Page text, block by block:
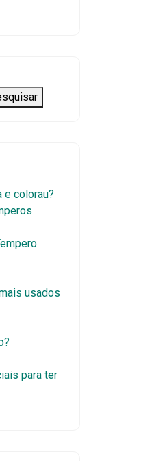
e colorau?
usados
para ter